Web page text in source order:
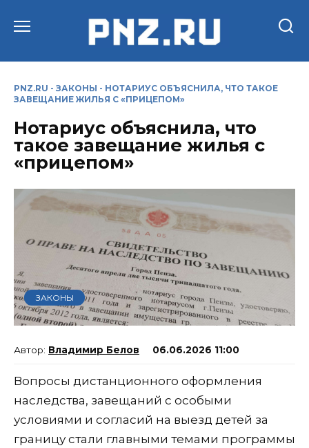
PNZ.RU - ЗАКОНЫ - НОТАРИУС ОБЪЯСНИЛА, ЧТО ТАКОЕ
ЗАВЕЩАНИЕ ЖИЛЬЯ С «ПРИЦЕПОМ»
Нотариус объяснила, что
такое завещание жилья с
«прицепом»
ЗАКОНЫ
Владимир Белов 06.06.2026 11:00
Вопросы дистанционного оформления
наследства, завещаний с особыми
условиями и согласий на выезд детей за
границу стали главными темами программы